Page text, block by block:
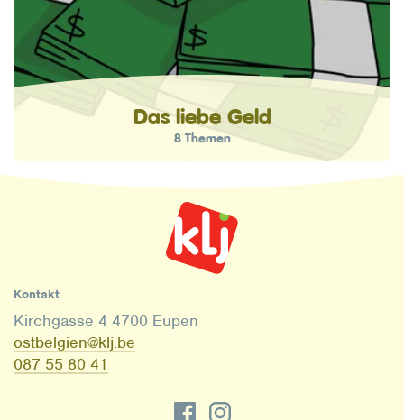
Das liebe Geld
8 Themen
Kontakt
Kirchgasse 4 4700 Eupen
ostbelgien@klj.be
087 55 80 41